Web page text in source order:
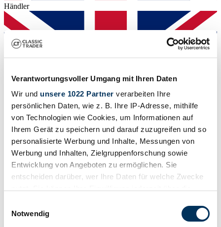
Verantwortungsvoller Umgang mit Ihren Daten
Wir und unsere 1022 Partner verarbeiten Ihre
persönlichen Daten, wie z. B. Ihre IP-Adresse, mithilfe
von Technologien wie Cookies, um Informationen auf
Ihrem Gerät zu speichern und darauf zuzugreifen und so
personalisierte Werbung und Inhalte, Messungen von
Werbung und Inhalten, Zielgruppenforschung sowie
Entwicklung von Angeboten zu ermöglichen. Sie
entscheiden darüber, wer Ihre Daten für welche Zwecke
Trigger Symbol ändern oder widerrufen
Notwendig
Händler
Händler